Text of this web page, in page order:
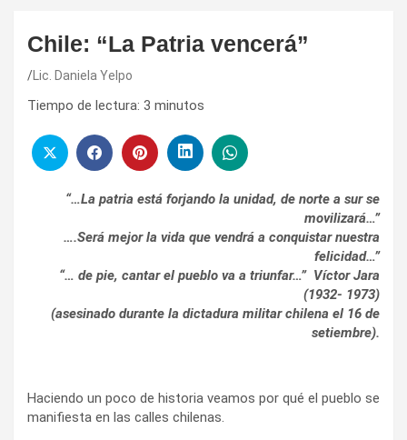
Chile: “La Patria vencerá”
Lic. Daniela Yelpo
Tiempo de lectura: 3 minutos
“…La patria está forjando la unidad, de norte a sur se
movilizará…”
….Será mejor la vida que vendrá a conquistar nuestra
felicidad…”
“… de pie, cantar el pueblo va a triunfar…” Víctor Jara
(1932- 1973)
(asesinado durante la dictadura militar chilena el 16 de
setiembre).
Haciendo un poco de historia veamos por qué el pueblo se
manifiesta en las calles chilenas.